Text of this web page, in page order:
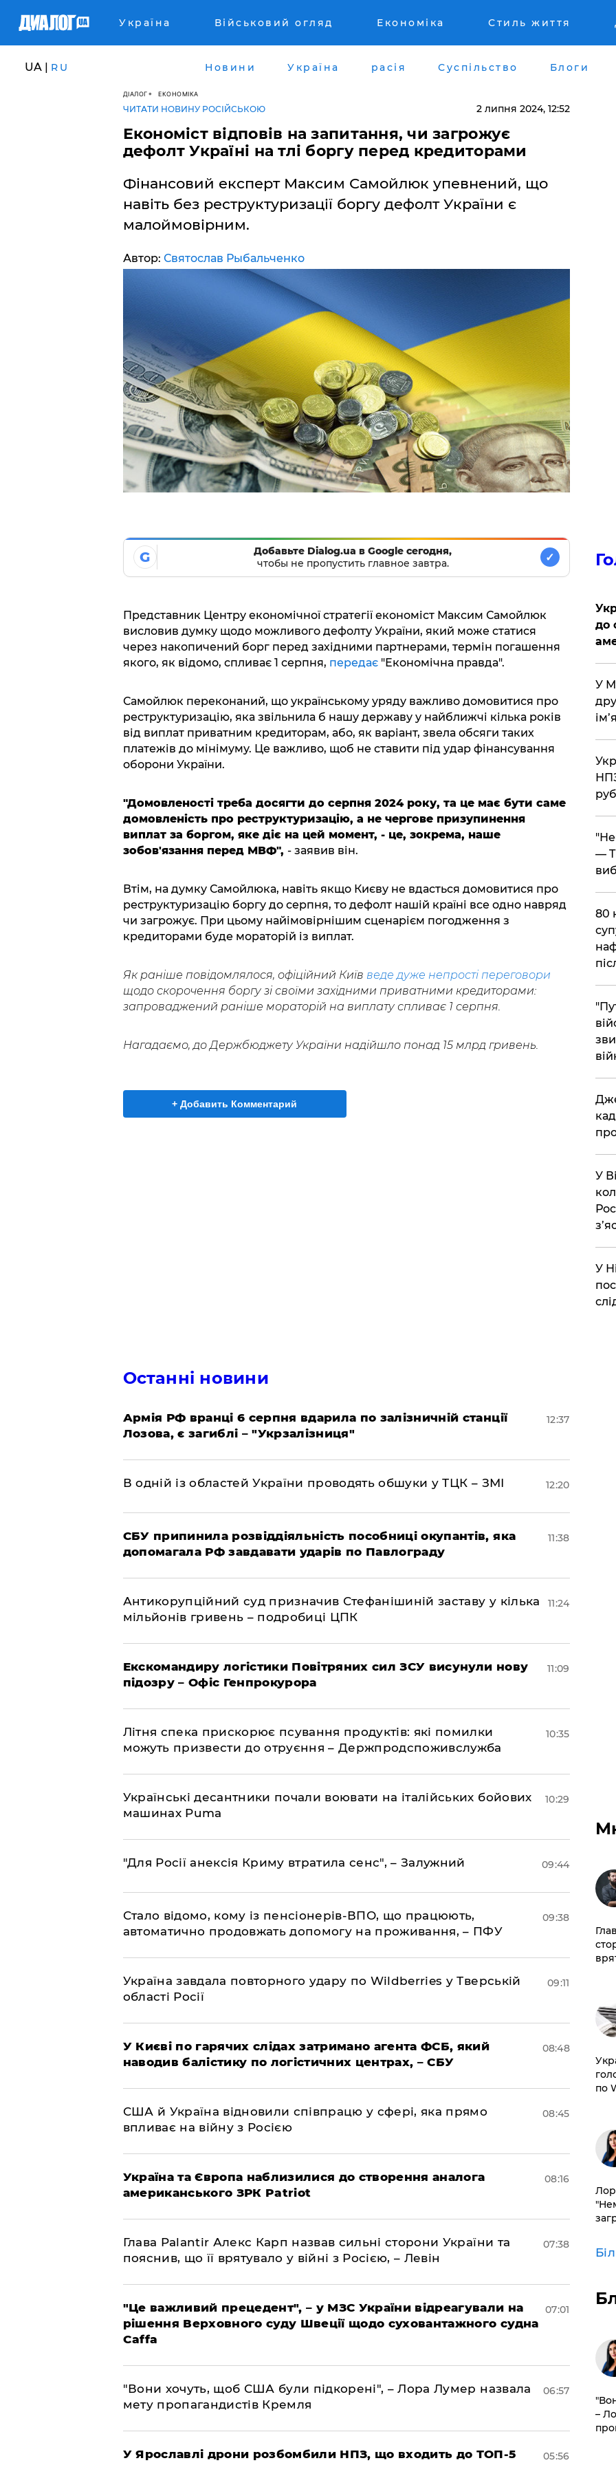
Україна Військовий огляд Економіка Стиль життя
UA | RU Новини Україна расія Суспільство Блоги
ДІАЛОГ ЕКОНОМІКА
ЧИТАТИ НОВИНУ РОСІЙСЬКОЮ 2 липня 2024, 12:52
Економіст відповів на запитання, чи загрожує
дефолт Україні на тлі боргу перед кредиторами
Фінансовий експерт Максим Самойлюк упевнений, що
навіть без реструктуризації боргу дефолт України є
малоймовірним.
Автор: Святослав Рыбальченко
G
Добавьте Dialog.ua в Google сегодня,
чтобы не пропустить главное завтра.
✓
Представник Центру економічної стратегії економіст Максим Самойлюк
висловив думку щодо можливого дефолту України, який може статися
через накопичений борг перед західними партнерами, термін погашення
якого, як відомо, спливає 1 серпня, передає"Економічна правда".
Самойлюк переконаний, що українському уряду важливо домовитися про
реструктуризацію, яка звільнила б нашу державу у найближчі кілька років
від виплат приватним кредиторам, або, як варіант, звела обсяги таких
платежів до мінімуму. Це важливо, щоб не ставити під удар фінансування
оборони України.
"Домовленості треба досягти до серпня 2024 року, та це має бути саме
домовленість про реструктуризацію, а не чергове призупинення
виплат за боргом, яке діє на цей момент, - це, зокрема, наше
зобов'язання перед МВФ", - заявив він.
Втім, на думку Самойлюка, навіть якщо Києву не вдасться домовитися про
реструктуризацію боргу до серпня, то дефолт нашій країні все одно навряд
чи загрожує. При цьому найімовірнішим сценарієм погодження з
кредиторами буде мораторій із виплат.
Як раніше повідомлялося, офіційний Київ веде дуже непрості переговори
щодо скорочення боргу зі своїми західними приватними кредиторами:
запроваджений раніше мораторій на виплату спливає 1 серпня.
Нагадаємо, до Держбюджету України надійшло понад 15 млрд гривень.
+ Добавить Комментарий
Останні новини
Армія РФ вранці 6 серпня вдарила по залізничній станції
Лозова, є загиблі – "Укрзалізниця"
12:37
В одній із областей України проводять обшуки у ТЦК – ЗМІ 12:20
СБУ припинила розвіддіяльність пособниці окупантів, яка
допомагала РФ завдавати ударів по Павлограду
11:38
Антикорупційний суд призначив Стефанішиній заставу у кілька
мільйонів гривень – подробиці ЦПК
11:24
Екскомандиру логістики Повітряних сил ЗСУ висунули нову
підозру – Офіс Генпрокурора
11:09
Літня спека прискорює псування продуктів: які помилки
можуть призвести до отруєння – Держпродспоживслужба
10:35
Українські десантники почали воювати на італійських бойових
машинах Puma
10:29
"Для Росії анексія Криму втратила сенс", – Залужний 09:44
Стало відомо, кому із пенсіонерів-ВПО, що працюють,
автоматично продовжать допомогу на проживання, – ПФУ
09:38
Україна завдала повторного удару по Wildberries у Тверській
області Росії
09:11
У Києві по гарячих слідах затримано агента ФСБ, який
наводив балістику по логістичних центрах, – СБУ
08:48
США й Україна відновили співпрацю у сфері, яка прямо
впливає на війну з Росією
08:45
Україна та Європа наблизилися до створення аналога
американського ЗРК Patriot
08:16
Глава Palantir Алекс Карп назвав сильні сторони України та
пояснив, що її врятувало у війні з Росією, – Левін
07:38
"Це важливий прецедент", – у МЗС України відреагували на
рішення Верховного суду Швеції щодо суховантажного судна
Caffa
07:01
"Вони хочуть, щоб США були підкорені", – Лора Лумер назвала
мету пропагандистів Кремля
06:57
У Ярославлі дрони розбомбили НПЗ, що входить до ТОП-5
05:56
до
​У
ім’я
—
​80
​У
​У
по
–